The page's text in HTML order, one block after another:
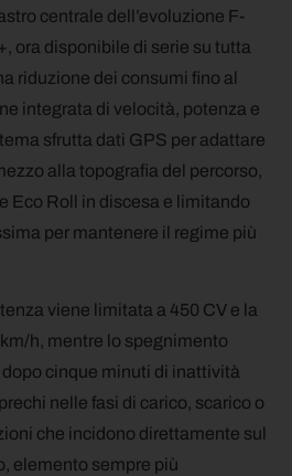
centrale dell’evoluzione F-
ora disponibile di serie su tutta
riduzione dei consumi fino al
integrata di velocità, potenza e
sfrutta dati GPS per adattare
alla topografia del percorso,
Eco Roll in discesa e limitando
per mantenere il regime più
viene limitata a 450 CV e la
h, mentre lo spegnimento
cinque minuti di inattività
nelle fasi di carico, scarico o
che incidono direttamente sul
elemento sempre più